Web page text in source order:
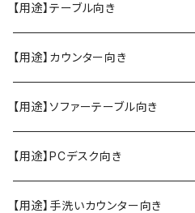
【用途】テーブル向き
【用途】カウンター向き
【用途】ソファーテーブル向き
【用途】PCデスク向き
【用途】手洗いカウンター向き